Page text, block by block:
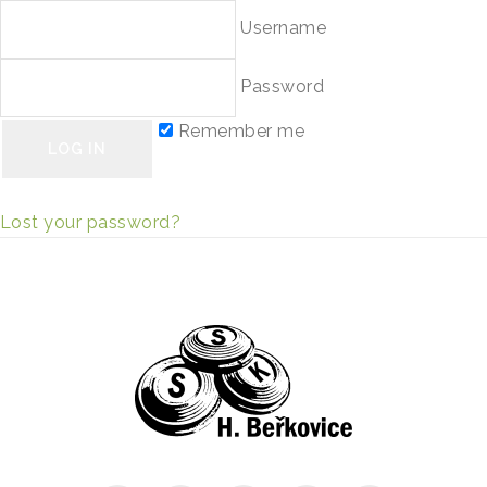
Username
Password
Remember me
Lost your password?